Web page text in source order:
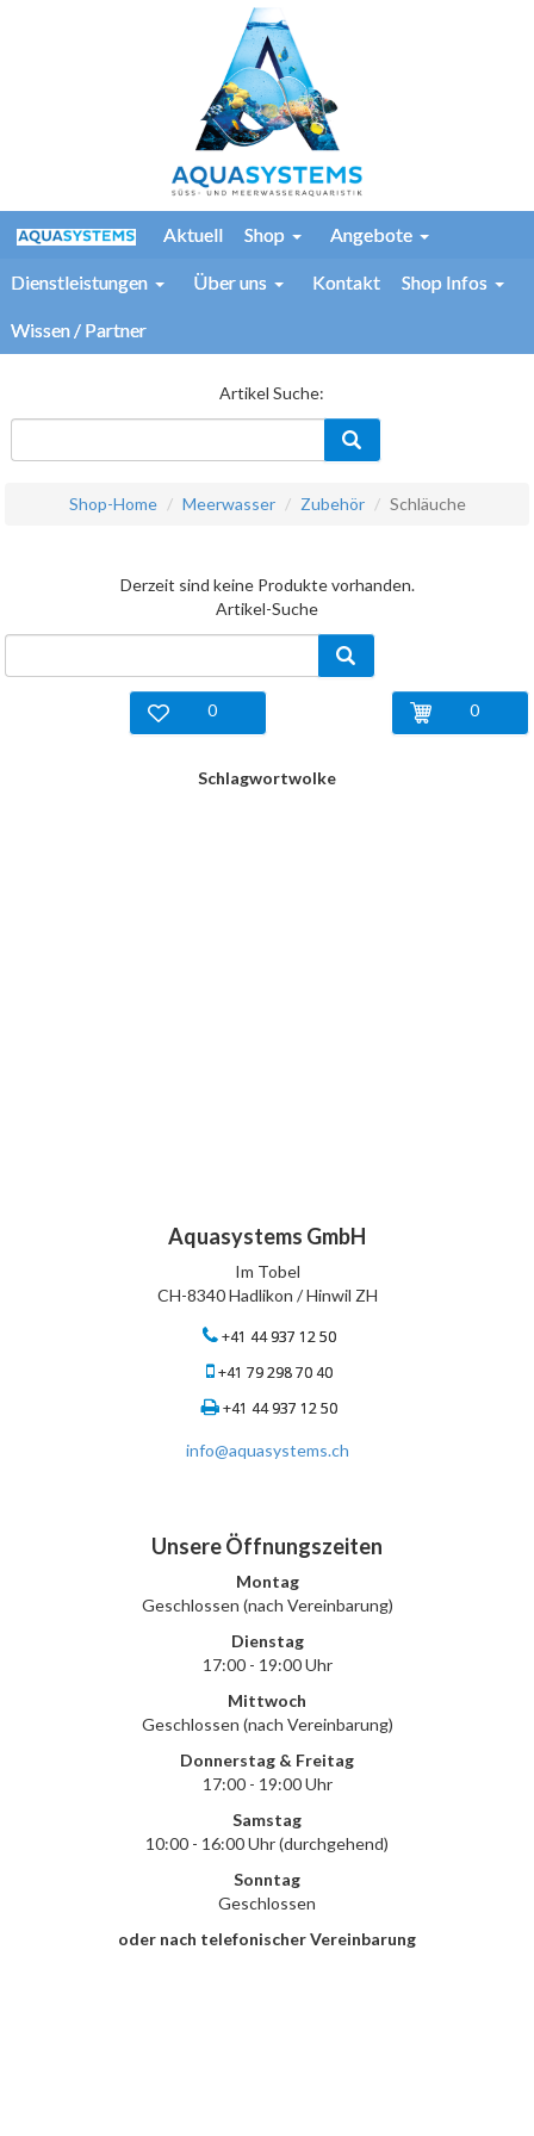
Aktuell Shop Angebote
Dienstleistungen Über uns Kontakt Shop Infos
Wissen / Partner
Artikel Suche:
Shop-Home Meerwasser Zubehör Schläuche
Derzeit sind keine Produkte vorhanden.
Artikel-Suche
0
0
Schlagwortwolke
Aquasystems GmbH
Im Tobel
CH-8340 Hadlikon / Hinwil ZH
+41 44 937 12 50
+41 79 298 70 40
+41 44 937 12 50
info@aquasystems.ch
Unsere Öffnungszeiten
Montag
Geschlossen (nach Vereinbarung)
Dienstag
17:00 - 19:00 Uhr
Mittwoch
Geschlossen (nach Vereinbarung)
Donnerstag & Freitag
17:00 - 19:00 Uhr
Samstag
10:00 - 16:00 Uhr (durchgehend)
Sonntag
Geschlossen
oder nach telefonischer Vereinbarung